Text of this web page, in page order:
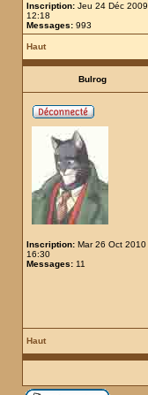
Inscription: Jeu 24 Déc 2009
12:18
Messages: 993
Haut
Bulrog
Inscription: Mar 26 Oct 2010
16:30
Messages: 11
Haut